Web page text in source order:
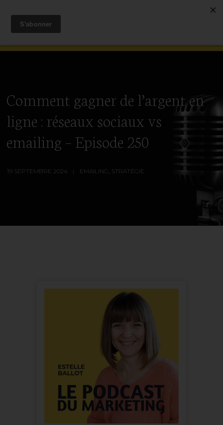
Comment gagner de l’argent en
ligne : réseaux sociaux vs
emailing – Episode 250
19 SEPTEMBRE 2024 EMAILING STRATÉGIE